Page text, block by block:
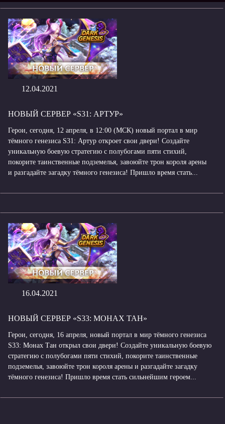
12.04.2021
НОВЫЙ СЕРВЕР «S31: АРТУР»
Герои, сегодня, 12 апреля, в 12:00 (МСК) новый портал в мир
тёмного генезиса S31: Артур откроет свои двери! Создайте
уникальную боевую стратегию с полубогами пяти стихий,
покорите таинственные подземелья, завоюйте трон короля арены
и разгадайте загадку тёмного генезиса! Пришло время стать...
16.04.2021
НОВЫЙ СЕРВЕР «S33: МОНАХ ТАН»
Герои, сегодня, 16 апреля, новый портал в мир тёмного генезиса
S33: Монах Тан открыл свои двери! Создайте уникальную боевую
стратегию с полубогами пяти стихий, покорите таинственные
подземелья, завоюйте трон короля арены и разгадайте загадку
тёмного генезиса! Пришло время стать сильнейшим героем...